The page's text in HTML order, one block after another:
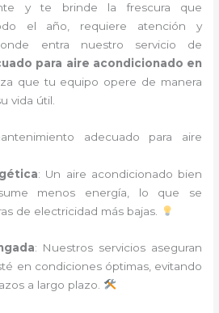
y te brinde la frescura que
el año, requiere atención y
entra nuestro servicio de
para aire acondicionado en
que tu equipo opere de manera
vida útil.
adecuado para aire
: Un aire acondicionado bien
menos energía, lo que se
de electricidad más bajas.
: Nuestros servicios aseguran
en condiciones óptimas, evitando
a largo plazo.